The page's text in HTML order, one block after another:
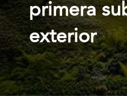
primera
exterior